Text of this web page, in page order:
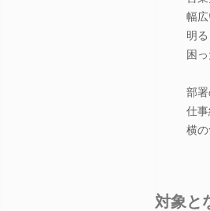
幅
明
困
部
仕
横の
対象と